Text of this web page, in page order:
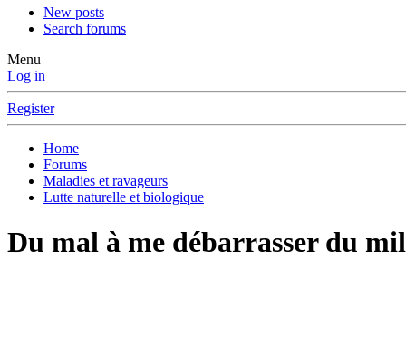
New posts
Search forums
Menu
Log in
Register
Home
Forums
Maladies et ravageurs
Lutte naturelle et biologique
Du mal à me débarrasser du